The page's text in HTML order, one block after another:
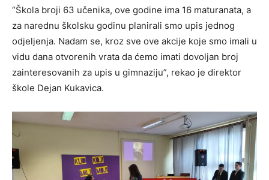
“Škola broji 63 učenika, ove godine ima 16 maturanata, a
za narednu školsku godinu planirali smo upis jednog
odjeljenja. Nadam se, kroz sve ove akcije koje smo imali u
vidu dana otvorenih vrata da ćemo imati dovoljan broj
zainteresovanih za upis u gimnaziju”, rekao je direktor
škole Dejan Kukavica.